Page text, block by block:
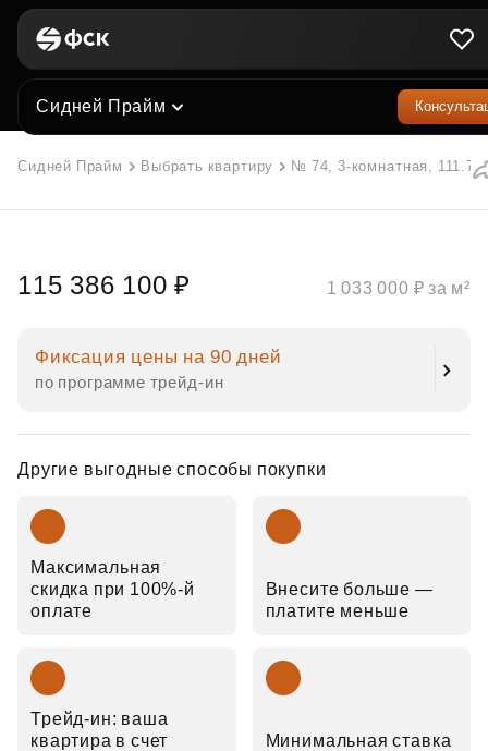
Сидней Прайм
Сидней Прайм Выбрать квартиру № 74, 3-комнатная, 111.7
115 386 100 ₽
Фиксация цены на 90 дней
по программе трейд‑ин
Другие выгодные способы покупки
Максимальная
скидка при 100%-й
оплате
Внесите больше —
платите меньше
Трейд‑ин: ваша
квартира в счет
Минимальная ставка
1 033 000 ₽ за м²